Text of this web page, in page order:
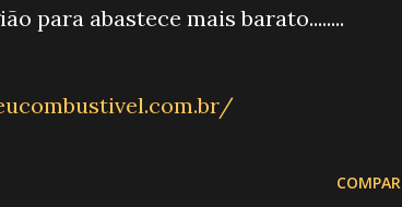
para abastece mais barato........